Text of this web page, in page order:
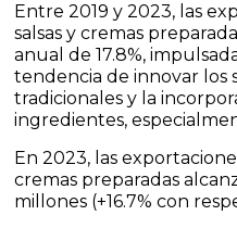
Entre 2019 y 2023, las
salsas y cremas
anual de 17.8%,
tendencia de innovar los
tradicionales y la
ingredientes,
En 2023, las
cremas preparadas
millones (+16.7% con